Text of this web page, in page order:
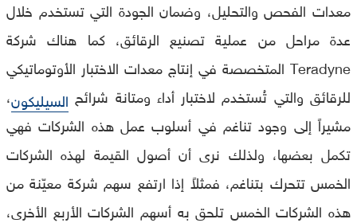
معدات الفحص والتحليل، وضمان الجودة التي تستخدم خلال
عدة مراحل من عملية تصنيع الرقائق، كما هناك شركة
Teradyne المتخصصة في إنتاج معدات الاختبار الأوتوماتيكي
للرقائق والتي تُستخدم لاختبار أداء ومتانة شرائح السيليكون،
مشيراً إلى وجود تناغم في أسلوب عمل هذه الشركات فهي
تكمل بعضها، ولذلك نرى أن أصول القيمة لهذه الشركات
الخمس تتحرك بتناغم، فمثلاً إذا ارتفع سهم شركة معيّنة من
هذه الشركات الخمس تلحق به أسهم الشركات الأربع الأخرى،